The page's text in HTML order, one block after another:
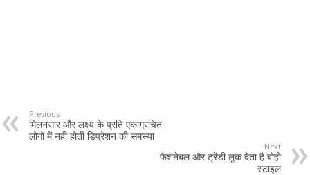
Previous
मिलनसार और लक्ष्य के प्रति एकाग्रचित
लोगों में नही होती डिप्रेशन की समस्या
Next
फैशनेबल और ट्रेंडी लुक देता है बोहो
स्टाइल